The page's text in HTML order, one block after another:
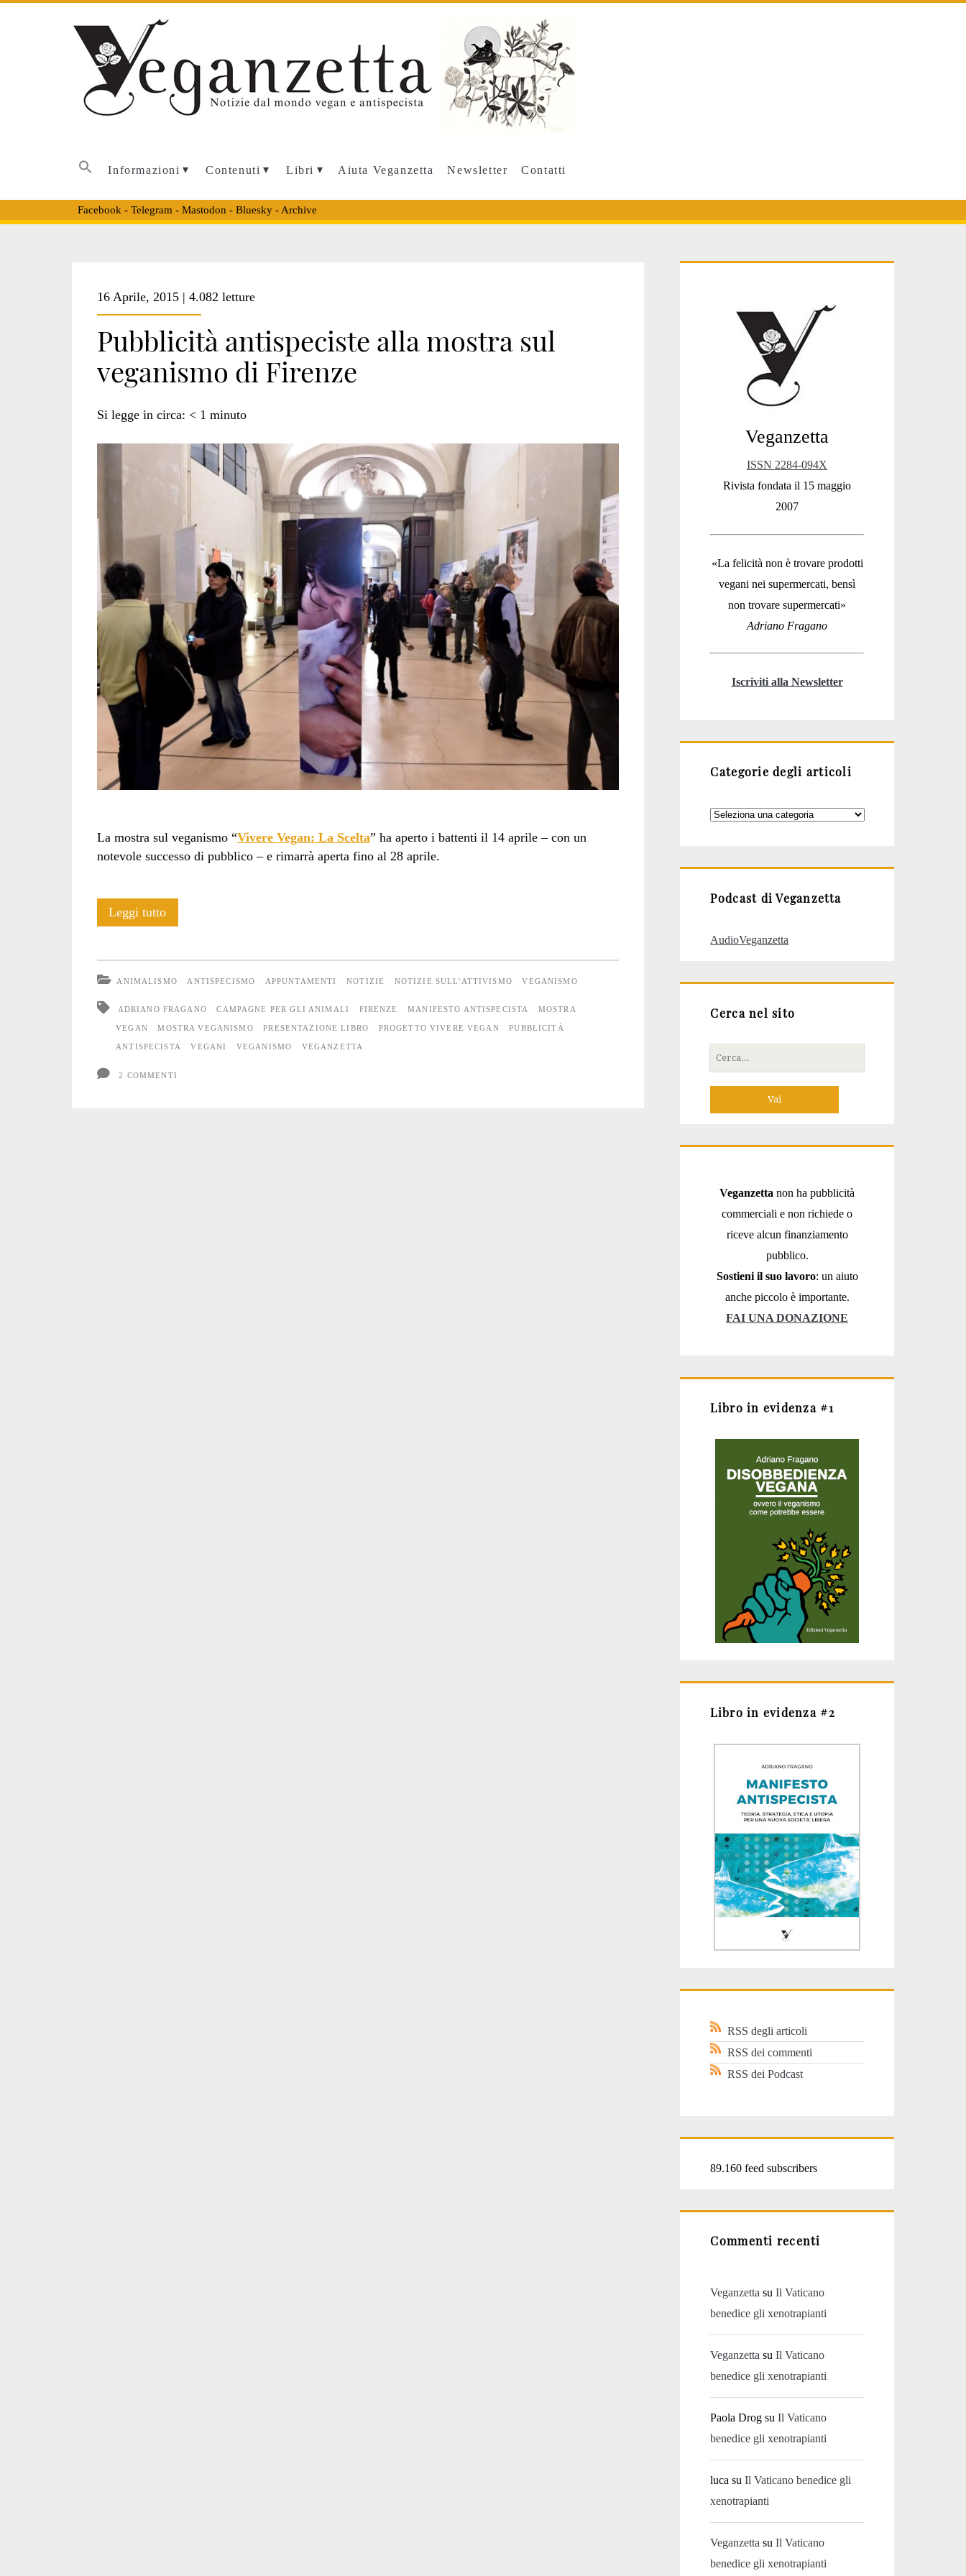
Informazioni Contenuti Libri Aiuta Veganzetta Newsletter Contatti
Facebook - Telegram - Mastodon - Bluesky- Archive
<span>mostra
vegan</span>
16 Aprile, 2015 | 4.082 letture
Pubblicità antispeciste alla mostra sul
veganismo di Firenze
Si legge in circa: < 1 minuto
La mostra sul veganismo “Vivere Vegan: La Scelta” ha aperto i battenti il 14 aprile – con un
notevole successo di pubblico – e rimarrà aperta fino al 28 aprile.
Leggi tuttoPubblicità
sul
veganismo
di
ANIMALISMO ANTISPECISMO APPUNTAMENTI NOTIZIE NOTIZIE SULL'ATTIVISMO VEGANISMO
ADRIANO FRAGANO CAMPAGNE PER GLI ANIMALI FIRENZE MANIFESTO ANTISPECISTA MOSTRA
VEGAN MOSTRA VEGANISMO PRESENTAZIONE LIBRO PROGETTO VIVERE VEGAN PUBBLICITÀ
ANTISPECISTA VEGANI VEGANISMO VEGANZETTA
2 COMMENTI
Sidebar
Veganzetta
ISSN 2284-094X
Rivista fondata il 15 maggio
2007
«La felicità non è trovare prodotti
vegani nei supermercati, bensì
non trovare supermercati»
Adriano Fragano
Iscriviti alla Newsletter
Categorie degli articoli
Categorie
Podcast di Veganzetta
AudioVeganzetta
Cerca nel sito
Cerca
per:
Veganzetta non ha pubblicità
commerciali e non richiede o
riceve alcun finanziamento
pubblico.
Sostieni il suo lavoro: un aiuto
anche piccolo è importante.
FAI UNA DONAZIONE
Libro in evidenza #1
Libro in evidenza #2
RSS degli articoli
RSS dei commenti
RSS dei Podcast
89.160 feed subscribers
Commenti recenti
Veganzetta suIl Vaticano
benedice gli xenotrapianti
Veganzetta suIl Vaticano
benedice gli xenotrapianti
Paola Drog suIl Vaticano
benedice gli xenotrapianti
luca suIl Vaticano benedice gli
xenotrapianti
Veganzetta suIl Vaticano
benedice gli xenotrapianti